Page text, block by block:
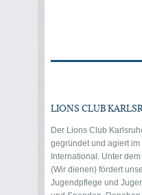
LIONS CLUB
Der Lions Club
gegründet und agiert
International. Unter
(Wir dienen) fördert
Jugendpflege und